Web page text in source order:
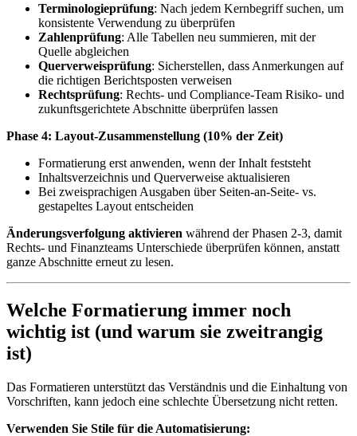
Terminologieprüfung: Nach jedem Kernbegriff suchen, um
konsistente Verwendung zu überprüfen
Zahlenprüfung: Alle Tabellen neu summieren, mit der
Quelle abgleichen
Querverweisprüfung: Sicherstellen, dass Anmerkungen auf
die richtigen Berichtsposten verweisen
Rechtsprüfung: Rechts- und Compliance-Team Risiko- und
zukunftsgerichtete Abschnitte überprüfen lassen
Phase 4: Layout-Zusammenstellung (10% der Zeit)
Formatierung erst anwenden, wenn der Inhalt feststeht
Inhaltsverzeichnis und Querverweise aktualisieren
Bei zweisprachigen Ausgaben über Seiten-an-Seite- vs.
gestapeltes Layout entscheiden
Änderungsverfolgung aktivieren während der Phasen 2-3, damit
Rechts- und Finanzteams Unterschiede überprüfen können, anstatt
ganze Abschnitte erneut zu lesen.
Welche Formatierung immer noch
wichtig ist (und warum sie zweitrangig
ist)
Das Formatieren unterstützt das Verständnis und die Einhaltung von
Vorschriften, kann jedoch eine schlechte Übersetzung nicht retten.
Verwenden Sie Stile für die Automatisierung: